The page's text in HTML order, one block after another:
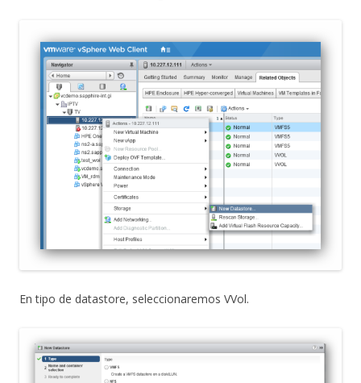
En tipo de datastore, seleccionaremos VVol.